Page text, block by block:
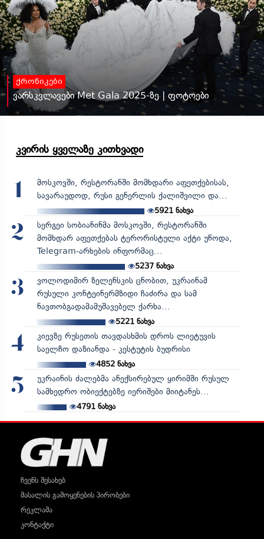
ქრონიკები
ვარსკვლავები Met Gala 2025-ზე | ფოტოები
კვირის ყველაზე კითხვადი
1
მოსკოვში, რესტორანში მომხდარი აფეთქებისას,
სავარაუდოდ, რუსი გენერლის ქალიშვილი და...
5921 ნახვა
2
სერგეი სობიანინმა მოსკოვში, რესტორანში
მომხდარ აფეთქებას ტერორისტული აქტი უწოდა,
Telegram-არხების ინფორმაც...
5237ნახვა
3
ვოლოდიმირ ზელენსკის ცნობით, უკრაინამ
რუსული კონტეინერმზიდი ჩაძირა და სამ
ნავთობგადამამუშავებელ ქარხა...
5221ნახვა
4
კიევზე რუსეთის თავდასხმის დროს ლიეტუვის
საელჩო დაზიანდა - კესტუტის ბუდრისი
4852ნახვა
5
უკრაინის ძალებმა ანექსირებულ ყირიმში რუსულ
სამხედრო ობიექტებზე იერიშები მიიტანეს...
4791ნახვა
ჩვენს შესახებ
მასალის გამოყენების პირობები
რეკლამა
კონტაქტი